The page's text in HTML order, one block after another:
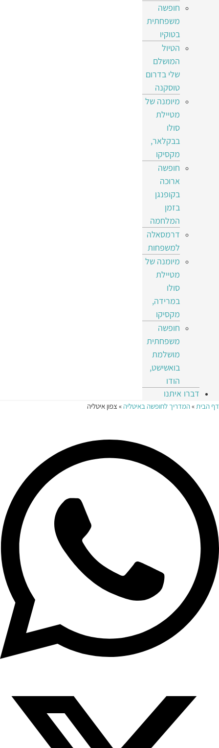
חופשה
משפחתית
בטוקיו
הטיול
המושלם
שלי בדרום
טוסקנה
מיומנה של
מטיילת
סולו
בבקלאר,
מקסיקו
חופשה
ארוכה
בקופנגן
בזמן
המלחמה
דרמסאלה
למשפחות
מיומנה של
מטיילת
סולו
במרידה,
מקסיקו
חופשה
משפחתית
מושלמת
בואשישט,
הודו
דברו איתנו
דף הבית »המדריך לחופשה באיטליה » צפון איטליה